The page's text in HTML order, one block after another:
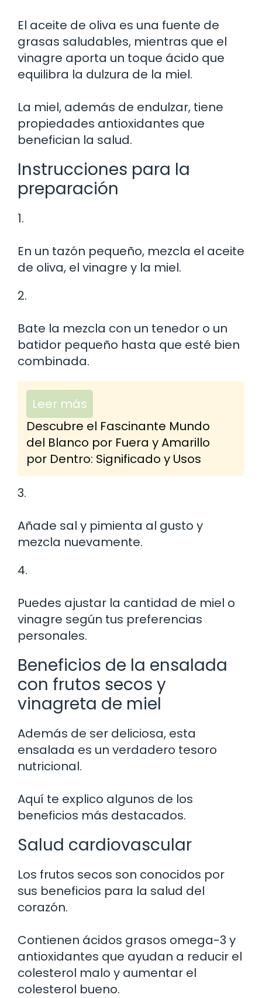
El aceite de oliva es una fuente de
grasas saludables, mientras que el
vinagre aporta un toque ácido que
equilibra la dulzura de la miel.
La miel, además de endulzar, tiene
propiedades antioxidantes que
benefician la salud.
Instrucciones para la
preparación
1.
En un tazón pequeño, mezcla el aceite
de oliva, el vinagre y la miel.
2.
Bate la mezcla con un tenedor o un
batidor pequeño hasta que esté bien
combinada.
Leer más
Descubre el Fascinante Mundo
del Blanco por Fuera y Amarillo
por Dentro: Significado y Usos
3.
Añade sal y pimienta al gusto y
mezcla nuevamente.
4.
Puedes ajustar la cantidad de miel o
vinagre según tus preferencias
personales.
Beneficios de la ensalada
con frutos secos y
vinagreta de miel
Además de ser deliciosa, esta
ensalada es un verdadero tesoro
nutricional.
Aquí te explico algunos de los
beneficios más destacados.
Salud cardiovascular
Los frutos secos son conocidos por
sus beneficios para la salud del
corazón.
Contienen ácidos grasos omega-3 y
antioxidantes que ayudan a reducir el
colesterol malo y aumentar el
colesterol bueno.